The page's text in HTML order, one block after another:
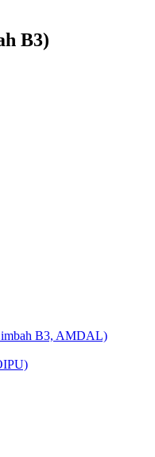
B3)
B3, AMDAL)